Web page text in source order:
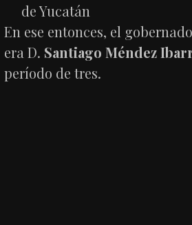
de Yucatán
En ese entonces, el
era D. Santiago Méndez
período de tres.